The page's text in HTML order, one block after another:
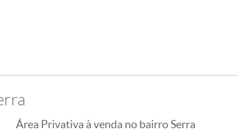
Área Privativa à venda no bairro Serra